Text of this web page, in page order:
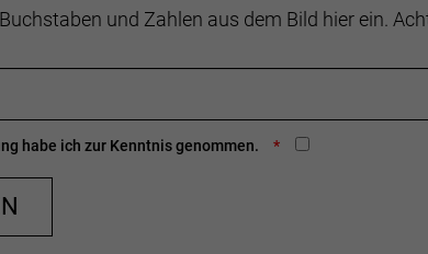
und Zahlen aus dem Bild hier ein.
habe ich zur Kenntnis genommen.